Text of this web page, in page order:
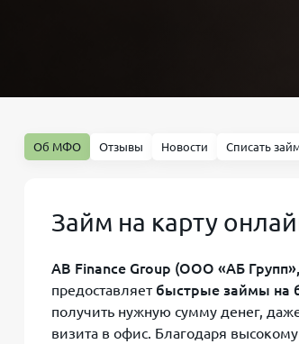
Об МФО Отзывы Новости Списать
Займ на карту
AB Finance Group (ООО «АБ
предоставляет быстрые займы на
получить нужную сумму денег,
визита в офис. Благодаря